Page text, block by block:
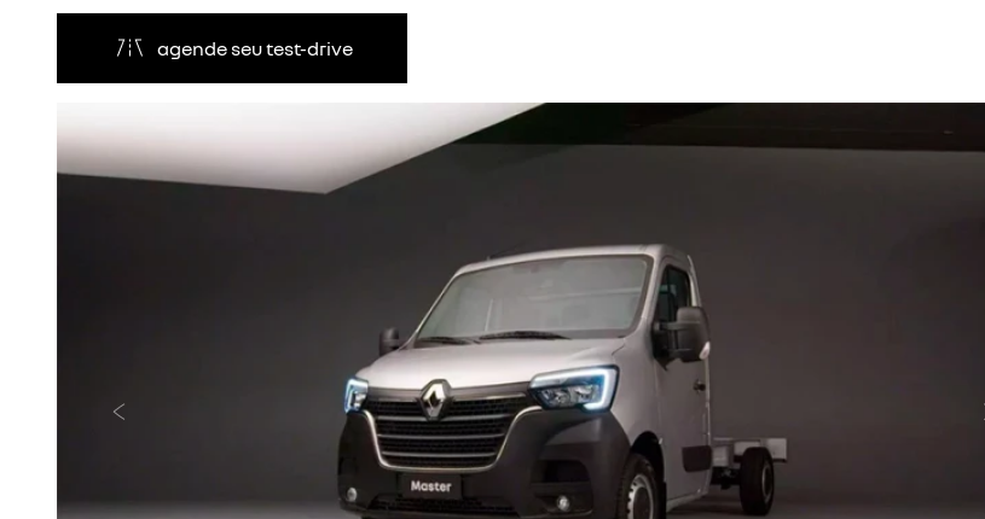
agende seu test-drive
Anterior